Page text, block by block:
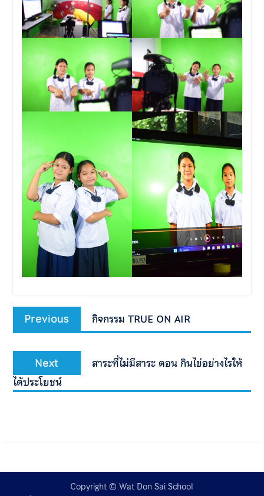
Previous กิจกรรม TRUE ON AIR
Next
สาระที่ไม่มีสาระ ตอน กินไข่อย่างไรให้
ได้ประโยชน์
Copyright © Wat Don Sai School